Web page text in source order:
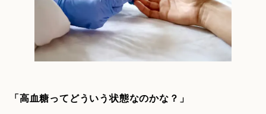
「高血糖ってどういう状態なのかな？」